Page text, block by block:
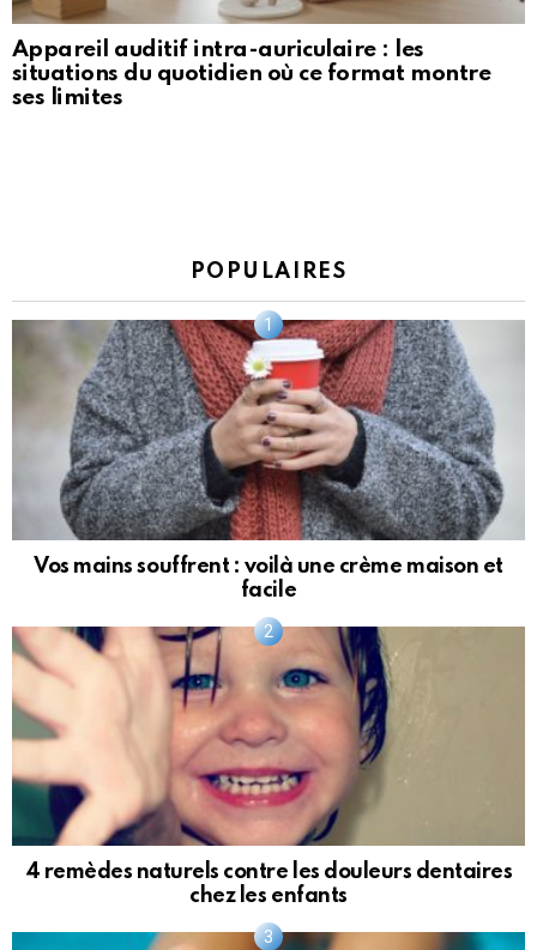
Appareil auditif intra-auriculaire : les
situations du quotidien où ce format montre
ses limites
POPULAIRES
Vos mains souffrent : voilà une crème maison et
facile
4 remèdes naturels contre les douleurs dentaires
chez les enfants